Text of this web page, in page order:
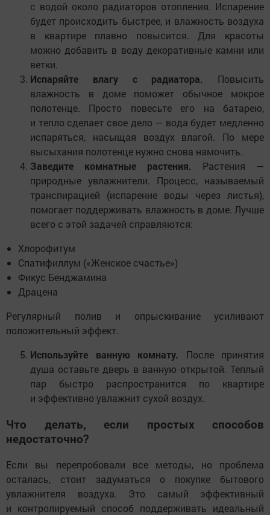
с водой около радиаторов отопления. Испарение
будет происходить быстрее, и влажность воздуха
в квартире плавно повысится. Для красоты
можно добавить в воду декоративные камни или
ветки.
Испаряйте влагу с радиатора. Повысить
влажность в доме поможет обычное мокрое
полотенце. Просто повесьте его на батарею,
и тепло сделает свое дело — вода будет медленно
испаряться, насыщая воздух влагой. По мере
высыхания полотенце нужно снова намочить.
Заведите комнатные растения. Растения —
природные увлажнители. Процесс, называемый
транспирацией (испарение воды через листья),
помогает поддерживать влажность в доме. Лучше
всего с этой задачей справляются:
Хлорофитум
Спатифиллум («Женское счастье»)
Фикус Бенджамина
Драцена
Регулярный полив и опрыскивание усиливают
положительный эффект.
Используйте ванную комнату. После принятия
душа оставьте дверь в ванную открытой. Теплый
пар быстро распространится по квартире
и эффективно увлажнит сухой воздух.
Что делать, если простых способов
недостаточно?
Если вы перепробовали все методы, но проблема
осталась, стоит задуматься о покупке бытового
увлажнителя воздуха. Это самый эффективный
и контролируемый способ поддерживать идеальный